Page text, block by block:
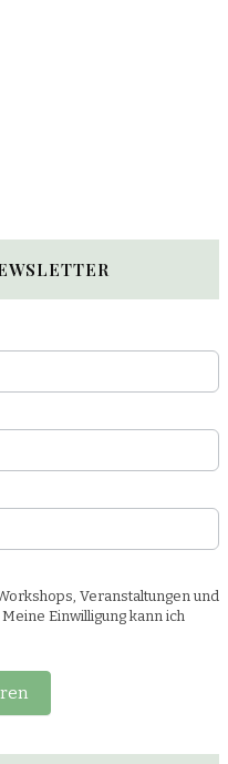
Veranstaltungen und
Einwilligung kann ich